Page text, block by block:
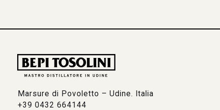
Marsure di Povoletto – Udine. Italia
+39 0432 664144